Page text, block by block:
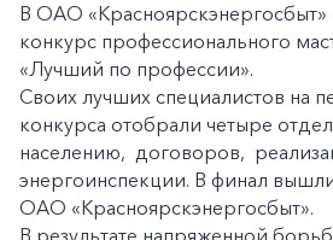
В ОАО
конкурс профессионального
«Лучший по профессии».
Своих лучших специалистов на
конкурса отобрали четыре
населению, договоров,
энергоинспекции. В финал
ОАО «Красноярскэнергосбыт».
В результате напряженной